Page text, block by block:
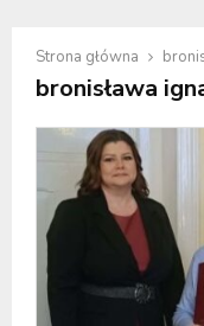
Strona główna
bronisława